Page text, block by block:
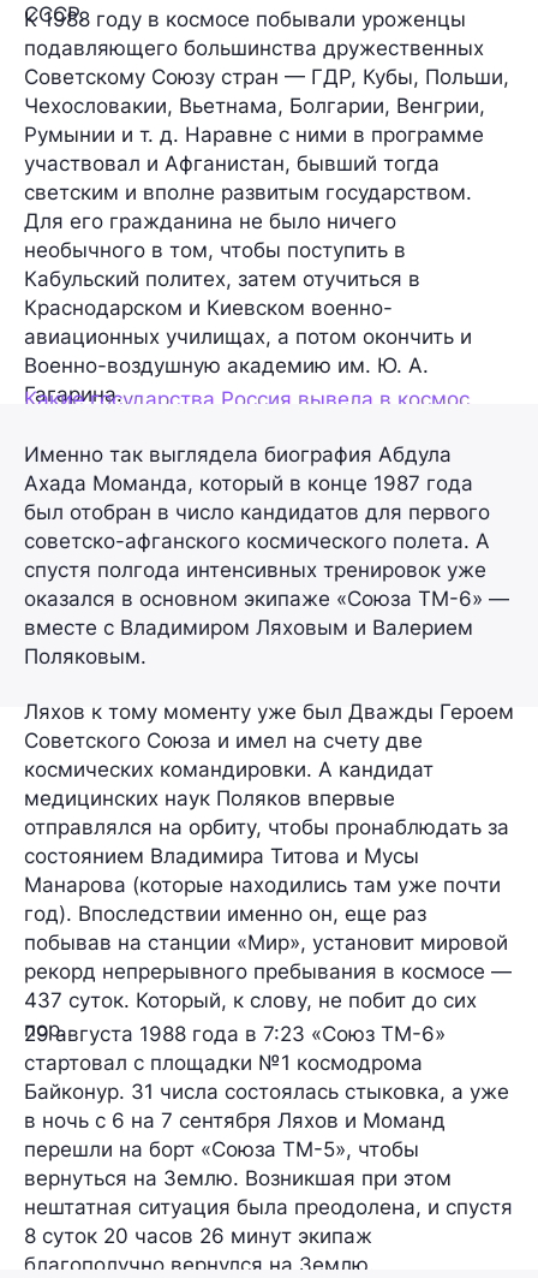
СССР.
К 1988 году в космосе побывали уроженцы
подавляющего большинства дружественных
Советскому Союзу стран — ГДР, Кубы, Польши,
Чехословакии, Вьетнама, Болгарии, Венгрии,
Румынии и т. д. Наравне с ними в программе
участвовал и Афганистан, бывший тогда
светским и вполне развитым государством.
Для его гражданина не было ничего
необычного в том, чтобы поступить в
Кабульский политех, затем отучиться в
Краснодарском и Киевском военно-
авиационных училищах, а потом окончить и
Военно-воздушную академию им. Ю. А.
Гагарина.
Какие государства Россия вывела в космос
Именно так выглядела биография Абдула
Ахада Моманда, который в конце 1987 года
был отобран в число кандидатов для первого
советско-афганского космического полета. А
спустя полгода интенсивных тренировок уже
оказался в основном экипаже «Союза ТМ-6» —
вместе с Владимиром Ляховым и Валерием
Поляковым.
Ляхов к тому моменту уже был Дважды Героем
Советского Союза и имел на счету две
космических командировки. А кандидат
медицинских наук Поляков впервые
отправлялся на орбиту, чтобы пронаблюдать за
состоянием Владимира Титова и Мусы
Манарова (которые находились там уже почти
год). Впоследствии именно он, еще раз
побывав на станции «Мир», установит мировой
рекорд непрерывного пребывания в космосе —
437 суток. Который, к слову, не побит до сих
пор.
29 августа 1988 года в 7:23 «Союз ТМ-6»
стартовал с площадки №1 космодрома
Байконур. 31 числа состоялась стыковка, а уже
в ночь с 6 на 7 сентября Ляхов и Моманд
перешли на борт «Союза ТМ-5», чтобы
вернуться на Землю. Возникшая при этом
нештатная ситуация была преодолена, и спустя
8 суток 20 часов 26 минут экипаж
благополучно вернулся на Землю.